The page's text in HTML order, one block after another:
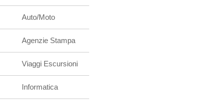
Auto/Moto
Agenzie Stampa
Viaggi Escursioni
Informatica